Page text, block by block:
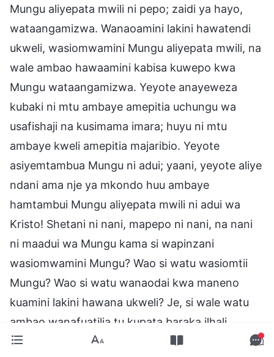
Mungu aliyepata mwili ni pepo; zaidi ya hayo,
wataangamizwa. Wanaoamini lakini hawatendi
ukweli, wasiomwamini Mungu aliyepata mwili, na
wale ambao hawaamini kabisa kuwepo kwa
Mungu wataangamizwa. Yeyote anayeweza
kubaki ni mtu ambaye amepitia uchungu wa
usafishaji na kusimama imara; huyu ni mtu
ambaye kweli amepitia majaribio. Yeyote
asiyemtambua Mungu ni adui; yaani, yeyote aliye
ndani ama nje ya mkondo huu ambaye
hamtambui Mungu aliyepata mwili ni adui wa
Kristo! Shetani ni nani, mapepo ni nani, na nani
ni maadui wa Mungu kama si wapinzani
wasiomwamini Mungu? Wao si watu wasiomtii
Mungu? Wao si watu wanaodai kwa maneno
kuamini lakini hawana ukweli? Je, si wale watu
ambao wanafuatilia tu kupata baraka ilhali
hawawezi kumshuhudia Mungu? Bado